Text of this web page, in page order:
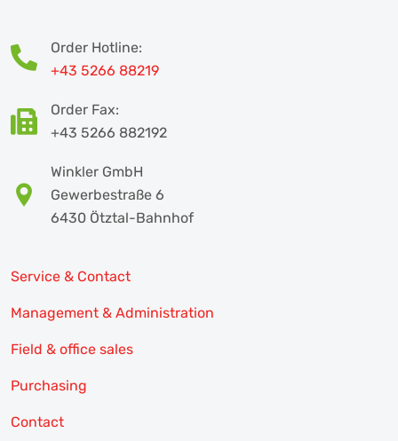
Order Hotline:
+43 5266 88219
Order Fax:
+43 5266 882192
Winkler GmbH
Gewerbestraße 6
6430 Ötztal-Bahnhof
Service & Contact
Management & Administration
Field & office sales
Purchasing
Contact